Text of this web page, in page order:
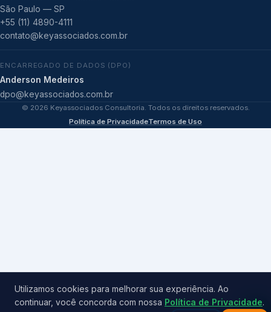
São Paulo — SP
+55 (11) 4890-4111
contato@keyassociados.com.br
ENCARREGADO DE DADOS (DPO)
Anderson Medeiros
dpo@keyassociados.com.br
© 2026 Keyassociados Consultoria. Todos os direitos reservados.
Política de PrivacidadeTermos de Uso
Utilizamos cookies para melhorar sua experiência. Ao
continuar, você concorda com nossa Política de Privacidade.